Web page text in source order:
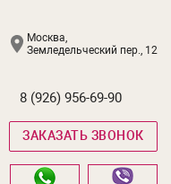
Москва,
Земледельческий пер., 12
8 (926) 956-69-90
ЗАКАЗАТЬ ЗВОНОК